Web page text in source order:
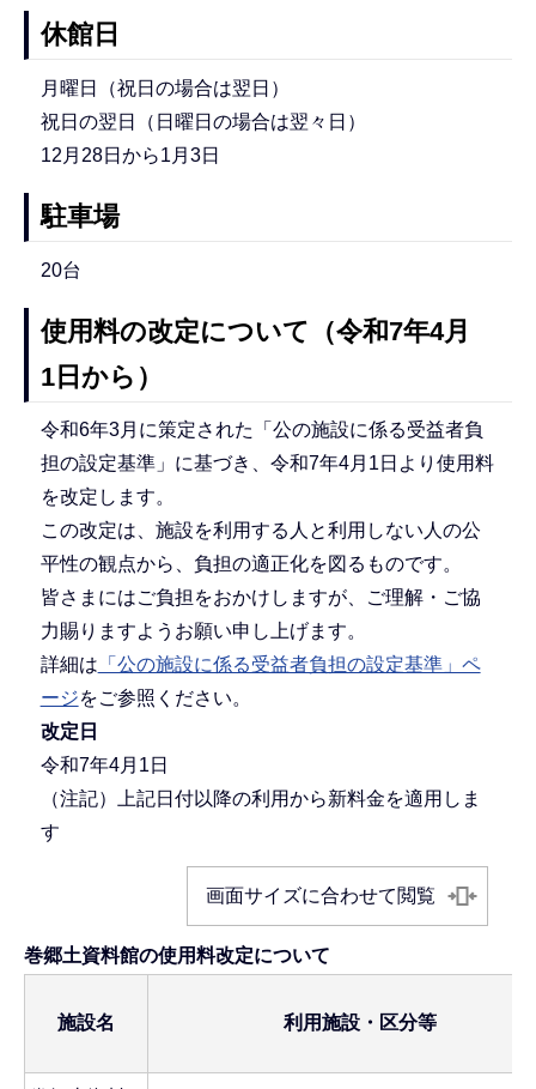
休館日
月曜日（祝日の場合は翌日）
祝日の翌日（日曜日の場合は翌々日）
12月28日から1月3日
駐車場
20台
使用料の改定について（令和7年4月
1日から）
令和6年3月に策定された「公の施設に係る受益者負
担の設定基準」に基づき、令和7年4月1日より使用料
を改定します。
この改定は、施設を利用する人と利用しない人の公
平性の観点から、負担の適正化を図るものです。
皆さまにはご負担をおかけしますが、ご理解・ご協
力賜りますようお願い申し上げます。
詳細は 「公の施設に係る受益者負担の設定基準」ペ
ージをご参照ください。
改定日
令和7年4月1日
（注記）上記日付以降の利用から新料金を適用しま
す
画面サイズに合わせて閲覧
巻郷土資料館の使用料改定について
施設名 利用施設・区分等